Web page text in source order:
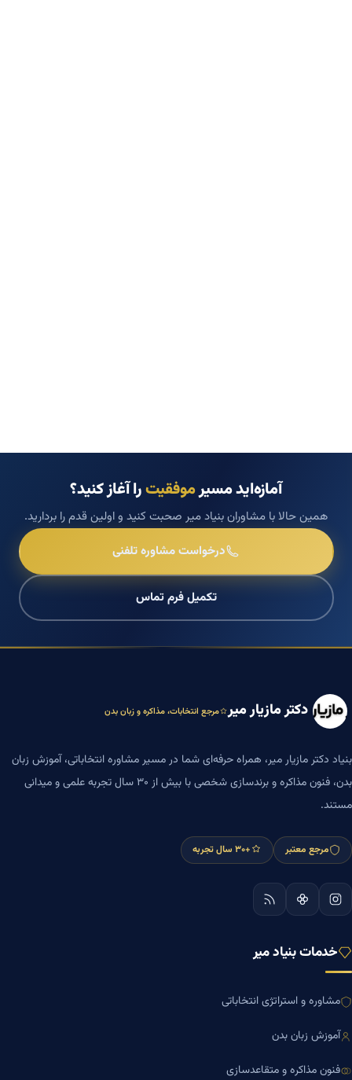
آمازه‌اید مسیرموفقیترا آغاز کنید؟
همین حالا با مشاوران بنیاد میر صحبت کنید و اولین قدم را بردارید.
درخواست مشاوره تلفنی
تکمیل فرم تماس
دکتر مازیار میر مرجع انتخابات، مذاکره و زبان بدن
بنیاد دکتر مازیار میر، همراه حرفه‌ای شما در مسیر مشاوره انتخاباتی، آموزش زبان
بدن، فنون مذاکره و برندسازی شخصی با بیش از ۳۰ سال تجربه علمی و میدانی
مستند.
مرجع معتبر +۳۰ سال تجربه
خدمات بنیاد میر
مشاوره و استراتژی انتخاباتی
آموزش زبان بدن
فنون مذاکره و متقاعدسازی